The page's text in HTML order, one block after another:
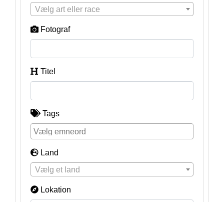
Vælg art eller race
Fotograf
Titel
Tags
Land
Vælg et land
Lokation